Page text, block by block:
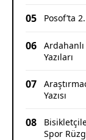
05 Posof’ta
06
Ardahanlı
Yazıları
07
Yazısı
08
Spor